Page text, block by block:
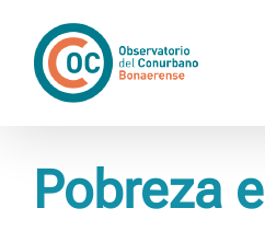
contenido
Pobreza e